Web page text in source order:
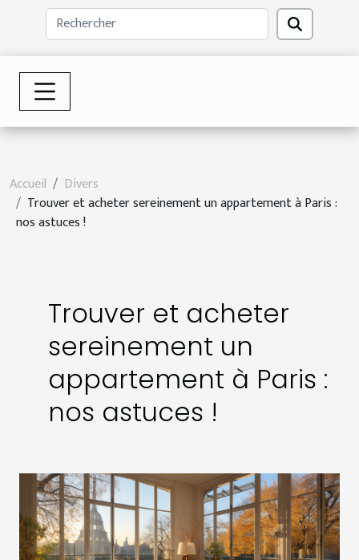
Accueil
Divers
Trouver et acheter sereinement un appartement à Paris :
nos astuces !
Trouver et acheter
sereinement un
appartement à Paris :
nos astuces !